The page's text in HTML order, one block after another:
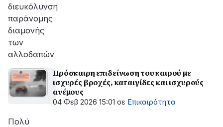
διευκόλυνση
παράνομης
διαμονής
των
αλλοδαπών
Πρόσκαιρη επιδείνωση του καιρού με
ισχυρές βροχές, καταιγίδες και ισχυρούς
ανέμους
04 Φεβ 2026 15:01 σε Επικαιρότητα
Πολύ